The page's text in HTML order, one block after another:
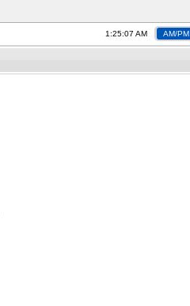
1:25:08 AM AM/PM